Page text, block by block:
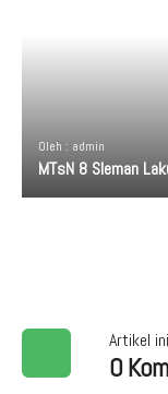
Oleh : admin
MTsN 8 Sleman
Artikel
0